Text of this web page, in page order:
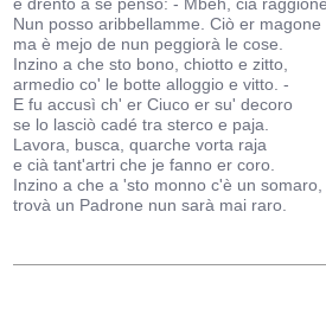
Nun posso aribbellamme. Ciò er magone
ma è mejo de nun peggiorà le cose.
Inzino a che sto bono, chiotto e zitto,
armedio co' le botte alloggio e vitto. -
E fu accusì ch' er Ciuco er su' decoro
se lo lasciò cadé tra sterco e paja.
Lavora, busca, quarche vorta raja
e cià tant'artri che je fanno er coro.
Inzino a che a 'sto monno c'è un somaro,
trovà un Padrone nun sarà mai raro.